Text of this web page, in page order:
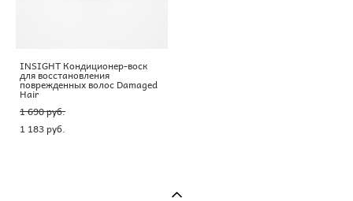
INSIGHT Кондиционер-воск
для восстановления
поврежденных волос Damaged
Hair
1 690 pуб.
1 183 pуб.